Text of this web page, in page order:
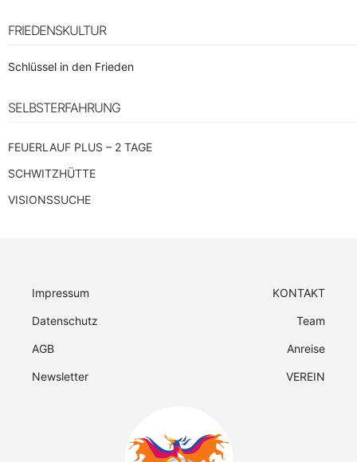
FRIEDENSKULTUR
Schlüssel in den Frieden
SELBSTERFAHRUNG
FEUERLAUF PLUS – 2 TAGE
SCHWITZHÜTTE
VISIONSSUCHE
Impressum
Datenschutz
AGB
Newsletter
KONTAKT
Team
Anreise
VEREIN